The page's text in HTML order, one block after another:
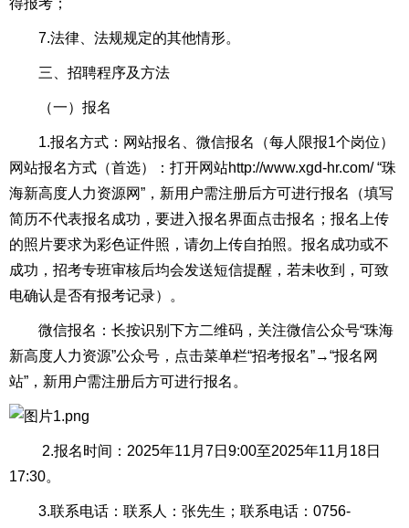
得报考；
7.法律、法规规定的其他情形。
三、招聘程序及方法
（一）报名
1.报名方式：网站报名、微信报名（每人限报1个岗位）
网站报名方式（首选）：打开网站http://www.xgd-hr.com/ “珠
海新高度人力资源网”，新用户需注册后方可进行报名（填写
简历不代表报名成功，要进入报名界面点击报名；报名上传
的照片要求为彩色证件照，请勿上传自拍照。报名成功或不
成功，招考专班审核后均会发送短信提醒，若未收到，可致
电确认是否有报考记录）。
微信报名：长按识别下方二维码，关注微信公众号“珠海
新高度人力资源”公众号，点击菜单栏“招考报名”→“报名网
站”，新用户需注册后方可进行报名。
2.报名时间：2025年11月7日9:00至2025年11月18日
17:30。
3.联系电话：联系人：张先生；联系电话：0756-